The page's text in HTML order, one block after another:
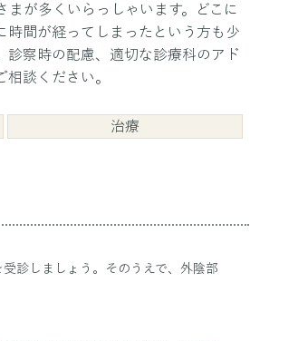
が多くいらっしゃいます。どこに
時間が経ってしまったという方も少
診察時の配慮、適切な診療科のアド
談ください。
治療
診しましょう。そのうえで、外陰部